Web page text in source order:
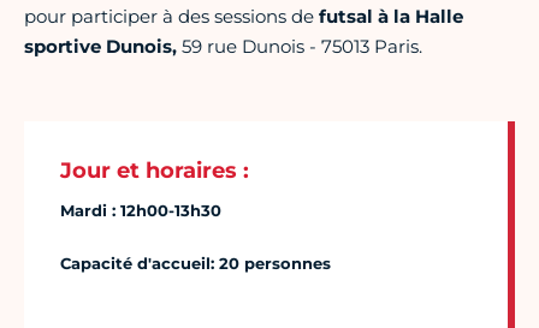
pour participer à des sessions de futsal à la Halle
sportive Dunois, 59 rue Dunois - 75013 Paris.
Jour et horaires :
Mardi : 12h00-13h30
Capacité d'accueil: 20 personnes